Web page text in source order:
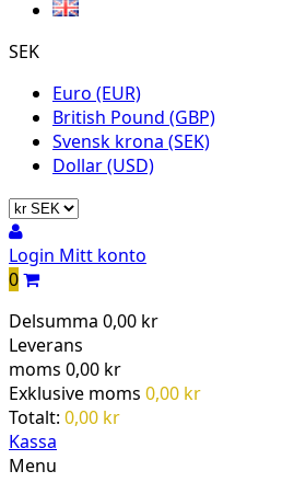
SEK
Euro (EUR)
British Pound (GBP)
Svensk krona (SEK)
Dollar (USD)
Login Mitt konto
0
Delsumma 0,00 kr
Leverans
moms 0,00 kr
Exklusive moms 0,00 kr
Totalt: 0,00 kr
Kassa
Menu